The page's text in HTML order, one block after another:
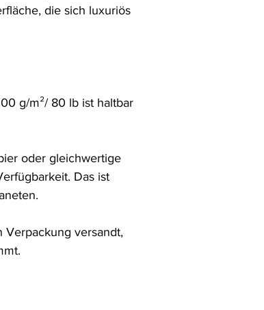
die sich luxuriös
g/m²/ 80 lb ist haltbar
oder gleichwertige
Das ist
versandt,